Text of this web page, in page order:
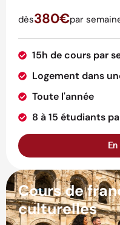
dès380€par
15h de cours par
Logement dans
Toute l'année
8 à 15 étudiants
Cours de
culturelles